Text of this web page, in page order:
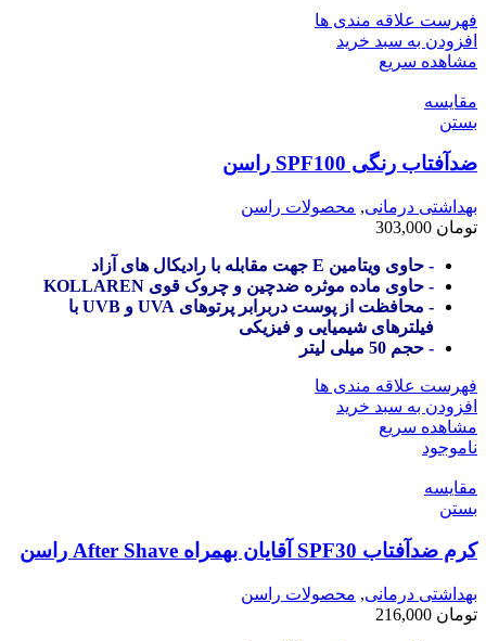
فهرست علاقه مندی ها
افزودن به سبد خرید
مشاهده سریع
مقایسه
بستن
ضدآفتاب رنگی SPF100 راسن
بهداشتی درمانی, محصولات راسن
تومان
- حاوی ویتامین E جهت مقابله با رادیکال های آزاد
- حاوی ماده موثره ضدچین و چروک قوی KOLLAREN
- محافظت از پوست دربرابر پرتوهای UVA و UVB با
فیلترهای شیمیایی و فیزیکی
- حجم 50 میلی لیتر
فهرست علاقه مندی ها
افزودن به سبد خرید
مشاهده سریع
ناموجود
مقایسه
بستن
کرم ضدآفتاب SPF30 آقایان بهمراه After Shave راسن
بهداشتی درمانی, محصولات راسن
تومان